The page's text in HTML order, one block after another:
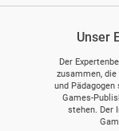
Unser
Der
zusammen,
und
Games-
stehen. Der